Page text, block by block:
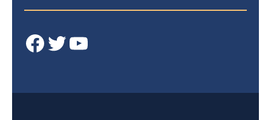
Facebook Twitter YouTube